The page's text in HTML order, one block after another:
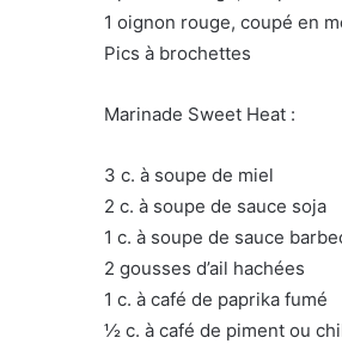
1 oignon rouge, coupé en
Pics à brochettes
Marinade Sweet Heat :
3 c. à soupe de miel
2 c. à soupe de sauce soja
1 c. à soupe de sauce
2 gousses d’ail hachées
1 c. à café de paprika fumé
½ c. à café de piment ou